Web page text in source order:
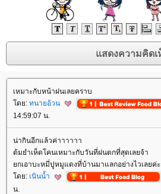
เหมาะกับหน้าฝนเลยคราบ
ดย: ทนายอ้วน
14:59:07 น.
น่ากินอีกแล้วค่าาาาาา
ต้มยำเห็ดโคนเหมาะกับวันที่ฝนตกที่สุดเลยจ้า
กเอาบะหมี่ปูหมูแดงที่บ้านมาแลกอย่างไวเลยค่ะ
ดย: เนินน้ำ
น.